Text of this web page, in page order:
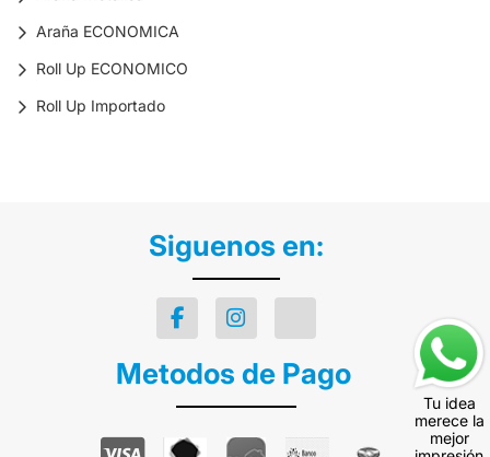
Araña ECONOMICA
Roll Up ECONOMICO
Roll Up Importado
Siguenos en:
Metodos de Pago
Tu idea
merece la
mejor